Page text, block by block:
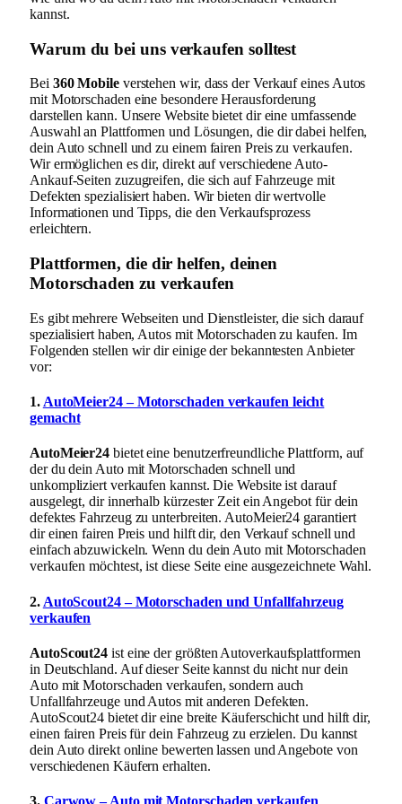
kannst.
Warum du bei uns verkaufen solltest
Bei 360 Mobileverstehen wir, dass der Verkauf eines Autos
mit Motorschaden eine besondere Herausforderung
darstellen kann. Unsere Website bietet dir eine umfassende
Auswahl an Plattformen und Lösungen, die dir dabei helfen,
dein Auto schnell und zu einem fairen Preis zu verkaufen.
Wir ermöglichen es dir, direkt auf verschiedene Auto-
Ankauf-Seiten zuzugreifen, die sich auf Fahrzeuge mit
Defekten spezialisiert haben. Wir bieten dir wertvolle
Informationen und Tipps, die den Verkaufsprozess
erleichtern.
Plattformen, die dir helfen, deinen
Motorschaden zu verkaufen
Es gibt mehrere Webseiten und Dienstleister, die sich darauf
spezialisiert haben, Autos mit Motorschaden zu kaufen. Im
Folgenden stellen wir dir einige der bekanntesten Anbieter
vor:
1. AutoMeier24 – Motorschaden verkaufen leicht
gemacht
AutoMeier24 bietet eine benutzerfreundliche Plattform, auf
der du dein Auto mit Motorschaden schnell und
unkompliziert verkaufen kannst. Die Website ist darauf
ausgelegt, dir innerhalb kürzester Zeit ein Angebot für dein
defektes Fahrzeug zu unterbreiten. AutoMeier24 garantiert
dir einen fairen Preis und hilft dir, den Verkauf schnell und
einfach abzuwickeln. Wenn du dein Auto mit Motorschaden
verkaufen möchtest, ist diese Seite eine ausgezeichnete Wahl.
2. AutoScout24 – Motorschaden und Unfallfahrzeug
verkaufen
AutoScout24 ist eine der größten Autoverkaufsplattformen
in Deutschland. Auf dieser Seite kannst du nicht nur dein
Auto mit Motorschaden verkaufen, sondern auch
Unfallfahrzeuge und Autos mit anderen Defekten.
AutoScout24 bietet dir eine breite Käuferschicht und hilft dir,
einen fairen Preis für dein Fahrzeug zu erzielen. Du kannst
dein Auto direkt online bewerten lassen und Angebote von
verschiedenen Käufern erhalten.
3. Carwow – Auto mit Motorschaden verkaufen